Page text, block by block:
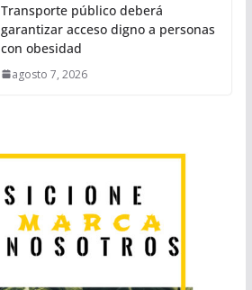
Transporte público deberá
garantizar acceso digno a personas
con obesidad
agosto 7, 2026